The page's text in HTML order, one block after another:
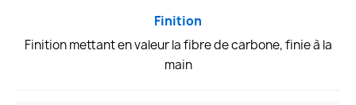
Finition
Finition mettant en valeur la fibre de carbone, finie à la
main